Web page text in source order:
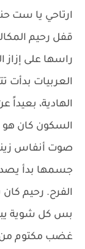
ارتاحي يا ست
قفل رحيم
راسها على إزاز
العربيات بدأت
الهادية،
السكون كان هو
صوت أنفاس
جسمها بدأ
الفرح. رحيم
بس كل شوية
غضب مكتوم من